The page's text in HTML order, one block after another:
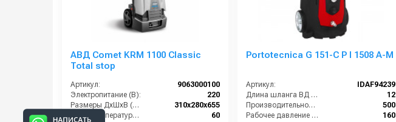
АВД Comet KRM 1100 Classic
Total stop
Артикул:
9063000100
Электропитание (В):
220
Размеры ДхШхВ (мм):
310x280x655
Макс. температура воды на входе (°C):
60
Portotecnica G 151-C P I 1508 A-M
Артикул:
IDAF94239
Длина шланга ВД (м):
12
Производительность (л/ч):
500
Рабочее давление (бар):
160